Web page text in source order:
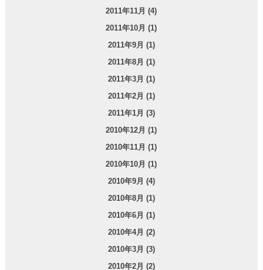
2011年11月 (4)
2011年10月 (1)
2011年9月 (1)
2011年8月 (1)
2011年3月 (1)
2011年2月 (1)
2011年1月 (3)
2010年12月 (1)
2010年11月 (1)
2010年10月 (1)
2010年9月 (4)
2010年8月 (1)
2010年6月 (1)
2010年4月 (2)
2010年3月 (3)
2010年2月 (2)